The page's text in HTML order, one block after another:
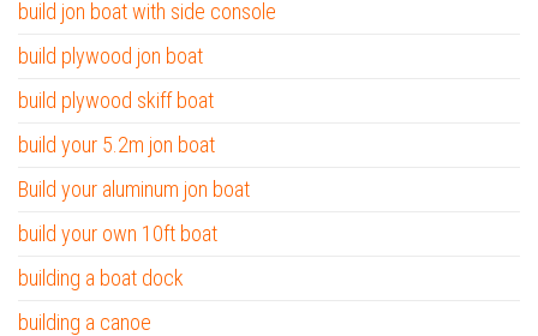
build jon boat with side console
build plywood jon boat
build plywood skiff boat
build your 5.2m jon boat
Build your aluminum jon boat
build your own 10ft boat
building a boat dock
building a canoe